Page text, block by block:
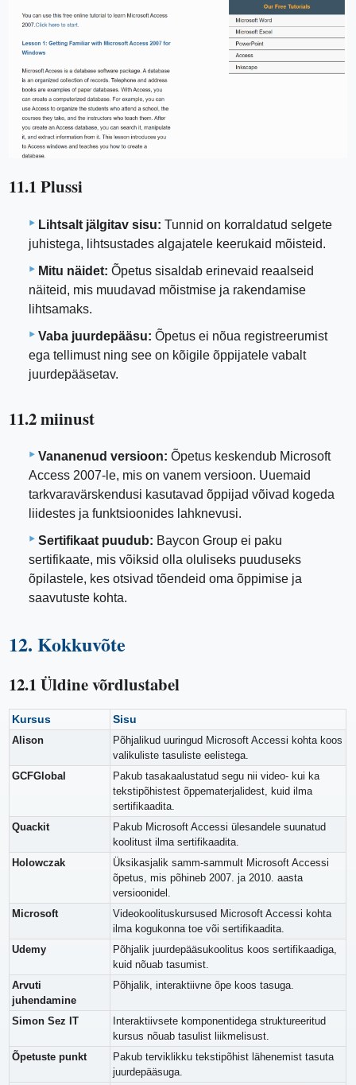
11.1 Plussi
Lihtsalt jälgitav sisu: Tunnid on korraldatud selgete
juhistega, lihtsustades algajatele keerukaid mõisteid.
Mitu näidet: Õpetus sisaldab erinevaid reaalseid
näiteid, mis muudavad mõistmise ja rakendamise
lihtsamaks.
Vaba juurdepääsu: Õpetus ei nõua registreerumist
ega tellimust ning see on kõigile õppijatele vabalt
juurdepääsetav.
11.2 miinust
Vananenud versioon: Õpetus keskendub Microsoft
Access 2007-le, mis on vanem versioon. Uuemaid
tarkvaravärskendusi kasutavad õppijad võivad kogeda
liidestes ja funktsioonides lahknevusi.
Sertifikaat puudub: Baycon Group ei paku
sertifikaate, mis võiksid olla oluliseks puuduseks
õpilastele, kes otsivad tõendeid oma õppimise ja
saavutuste kohta.
12. Kokkuvõte
12.1 Üldine võrdlustabel
Kursus Sisu
Alison
Põhjalikud uuringud Microsoft Accessi kohta koos
valikuliste tasuliste eelistega.
GCFGlobal
Pakub tasakaalustatud segu nii video- kui ka
tekstipõhistest õppematerjalidest, kuid ilma
sertifikaadita.
Quackit
Pakub Microsoft Accessi ülesandele suunatud
koolitust ilma sertifikaadita.
Holowczak
Üksikasjalik samm-sammult Microsoft Accessi
õpetus, mis põhineb 2007. ja 2010. aasta
versioonidel.
Microsoft
Videokoolituskursused Microsoft Accessi kohta
ilma kogukonna toe või sertifikaadita.
Udemy
Põhjalik juurdepääsukoolitus koos sertifikaadiga,
kuid nõuab tasumist.
Arvuti
juhendamine
Põhjalik, interaktiivne õpe koos tasuga.
Simon Sez IT
Interaktiivsete komponentidega struktureeritud
kursus nõuab tasulist liikmelisust.
Õpetuste punkt
Pakub terviklikku tekstipõhist lähenemist tasuta
juurdepääsuga.